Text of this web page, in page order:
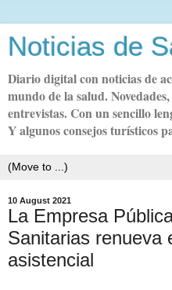
Noticias de
Diario digital con noticias de
mundo de la salud.
entrevistas. Con un sencillo
Y algunos consejos turísticos
10 August 2021
La Empresa
Sanitarias renueva
asistencial